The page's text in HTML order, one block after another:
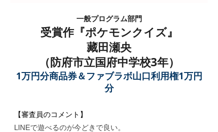
一般プログラム部門
受賞作『ポケモンクイズ』
藏田瀬央
（防府市立国府中学校3年）
1万円分商品券＆ファブラボ山口利用権1万円
分
【審査員のコメント】
LINEで遊べるのが今どきで良い。